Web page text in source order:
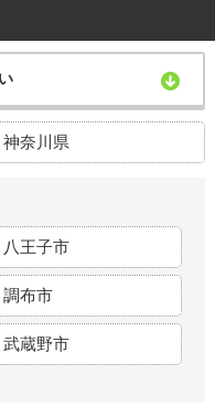
神奈川県
八王子市
調布市
武蔵野市